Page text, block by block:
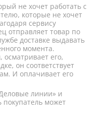
не хочет работать с
которые не хочет
сервису
отправляет товар по
доставке выдавать
момента.
осматривает его,
он соответствует
И оплачивает его
линии» и
покупатель может